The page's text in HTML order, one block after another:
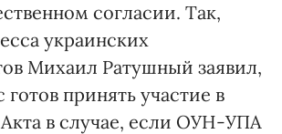
согласии. Так,
украинских
Михаил Ратушный заявил,
готов принять участие в
в случае, если ОУН-УПА